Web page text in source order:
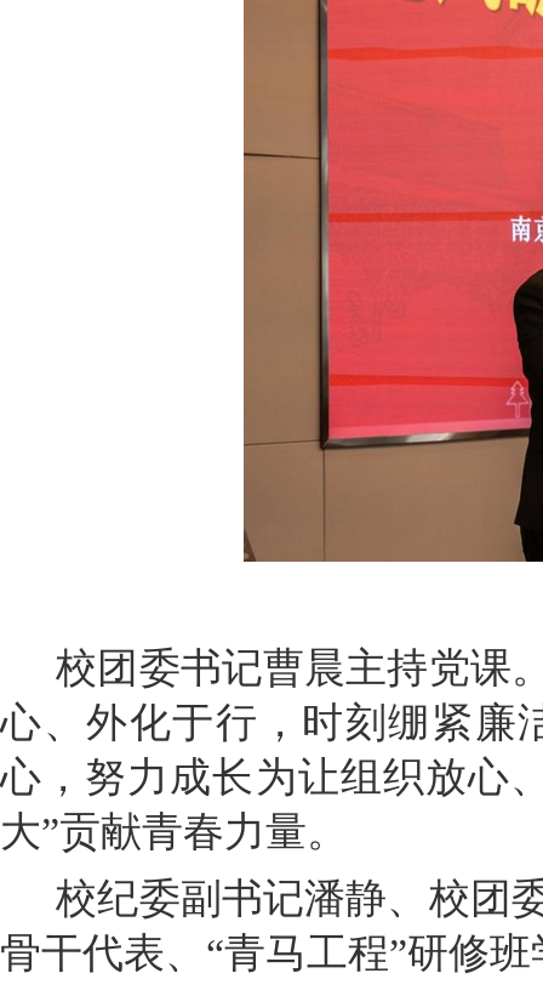
校团委书记曹晨主持党课
心、外化于行，时刻绷紧廉
心，努力成长为让组织放心
大”贡献青春力量。
校纪委副书记潘静、校团
骨干代表、“青马工程”研修